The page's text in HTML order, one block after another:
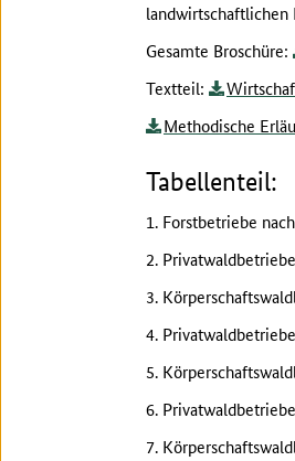
landwirtschaftlichen
Gesamte Broschüre:
Textteil:
Methodische
Tabellenteil:
1. Forstbetriebe
2.
3.
4.
5.
6.
7.